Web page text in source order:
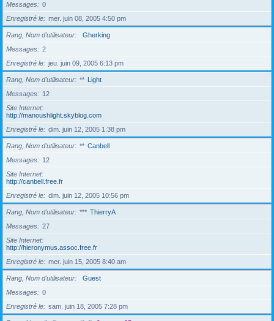
Messages
0
Enregistré le
mer. juin 08, 2005 4:50 pm
Rang, Nom d’utilisateur
Gherking
Messages
2
Enregistré le
jeu. juin 09, 2005 6:13 pm
Rang, Nom d’utilisateur ** Light
Messages
12
Site Internet
http://manoushlight.skyblog.com
Enregistré le
dim. juin 12, 2005 1:38 pm
Rang, Nom d’utilisateur ** Canbell
Messages
12
Site Internet
http://canbell.free.fr
Enregistré le
dim. juin 12, 2005 10:56 pm
Rang, Nom d’utilisateur *** ThierryA
Messages
27
Site Internet
http://hieronymus.assoc.free.fr
Enregistré le
mer. juin 15, 2005 8:40 am
Rang, Nom d’utilisateur
Guest
Messages
0
Enregistré le
sam. juin 18, 2005 7:28 pm